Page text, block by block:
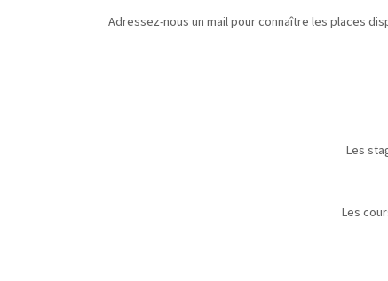
Adressez-nous un mail pour connaître les places
Les
Les